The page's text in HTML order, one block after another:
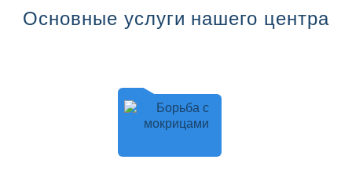
Основные услуги нашего центра